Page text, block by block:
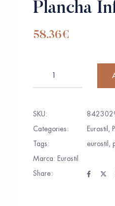
Plancha
58.36€
SKU:
Categories:
Eurostil ,
Tags:
eurostil ,
Marca: Eurostil
Share: